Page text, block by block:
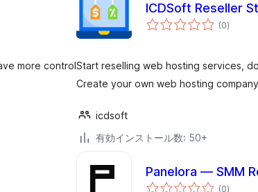
more control
ICDSoft Reseller
(0個
の)
Start reselling web hosting services,
Create your own web hosting
icdsoft
有効インストール数: 50+
Panelora — SMM
(0個)